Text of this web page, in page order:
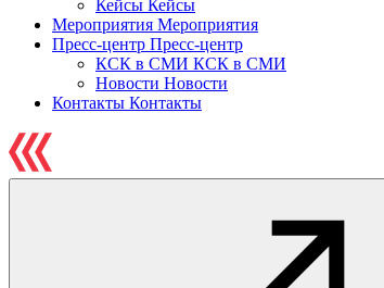
Кейсы Кейсы
Мероприятия Мероприятия
Пресс-центр Пресс-центр
КСК в СМИ КСК в СМИ
Новости Новости
Контакты Контакты